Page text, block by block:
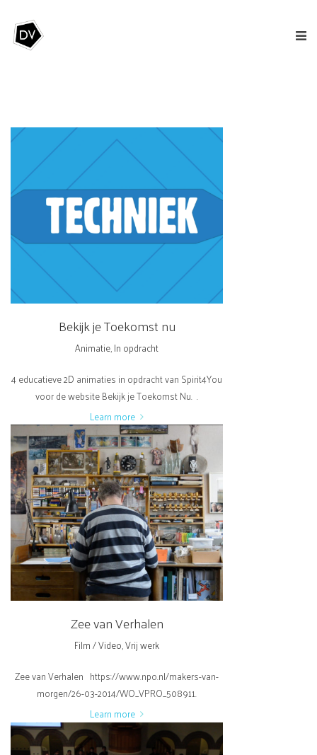
Bekijk je Toekomst nu
Animatie,In opdracht
4 educatieve 2D animaties in opdracht van Spirit4You
voor de website Bekijk je Toekomst Nu. .
Learn more
Zee van Verhalen
Film / Video,Vrij werk
Zee van Verhalen https://www.npo.nl/makers-van-
morgen/26-03-2014/WO_VPRO_508911.
Learn more